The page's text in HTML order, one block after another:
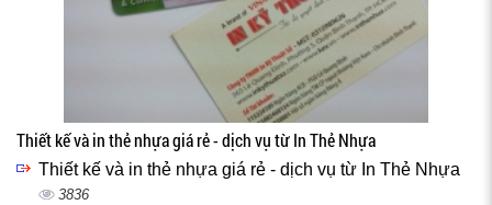
Thiết kế và in thẻ nhựa giá rẻ - dịch vụ từ In Thẻ Nhựa
Thiết kế và in thẻ nhựa giá rẻ - dịch vụ từ In Thẻ Nhựa
3836